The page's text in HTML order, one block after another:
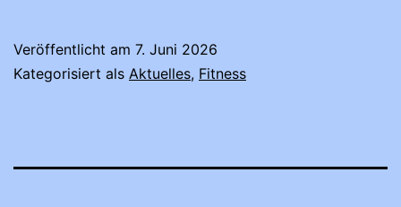
Veröffentlicht am 7. Juni 2026
Kategorisiert als Aktuelles, Fitness